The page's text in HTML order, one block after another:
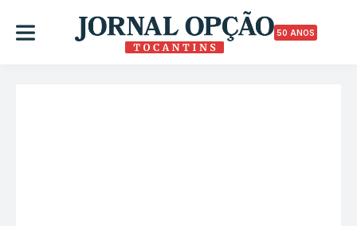
50 ANOS